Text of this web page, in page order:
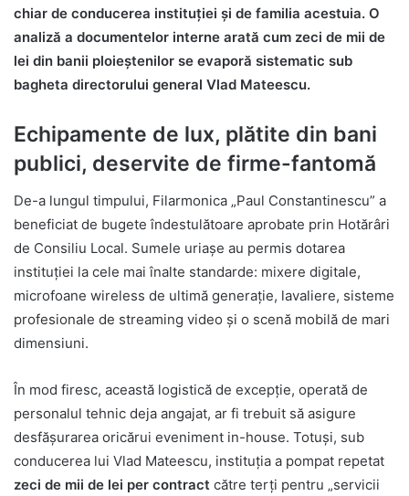
chiar de conducerea instituției și de familia acestuia. O
analiză a documentelor interne arată cum zeci de mii de
lei din banii ploieștenilor se evaporă sistematic sub
bagheta directorului general Vlad Mateescu.
Echipamente de lux, plătite din bani
publici, deservite de firme-fantomă
De-a lungul timpului, Filarmonica „Paul Constantinescu” a
beneficiat de bugete îndestulătoare aprobate prin Hotărâri
de Consiliu Local. Sumele uriașe au permis dotarea
instituției la cele mai înalte standarde: mixere digitale,
microfoane wireless de ultimă generație, lavaliere, sisteme
profesionale de streaming video și o scenă mobilă de mari
dimensiuni.
În mod firesc, această logistică de excepție, operată de
personalul tehnic deja angajat, ar fi trebuit să asigure
desfășurarea oricărui eveniment in-house. Totuși, sub
conducerea lui Vlad Mateescu, instituția a pompat repetat
zeci de mii de lei per contract către terți pentru „servicii